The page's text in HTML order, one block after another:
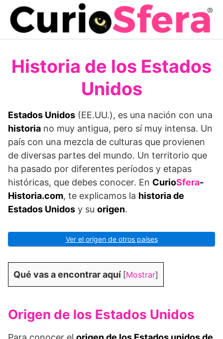
Saltar
contenido
Historia de los Estados
Unidos
Estados Unidos (EE.UU.), es una nación con una
historia no muy antigua, pero sí muy intensa. Un
país con una mezcla de culturas que provienen
de diversas partes del mundo. Un territorio que
ha pasado por diferentes períodos y etapas
históricas, que debes conocer. En CurioSfera-
Historia.com, te explicamos la historia de
Estados Unidos y su origen.
Ver el origen de otros países
Qué vas a encontrar aquí [Mostrar]
Origen de los Estados Unidos